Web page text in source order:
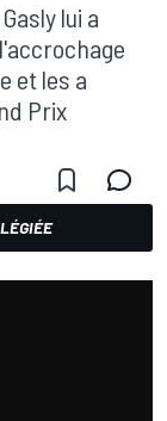
lui a
et les a
Prix